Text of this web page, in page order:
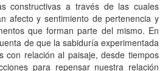
constructivas a través de las cuales
afecto y sentimiento de pertenencia y
que forman parte del mismo. En
de que la sabiduría experimentada
con relación al paisaje, desde tiempos
para repensar nuestra relación